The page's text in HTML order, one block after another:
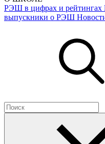
РЭШ в цифрах и рейтингах
выпускники о РЭШ